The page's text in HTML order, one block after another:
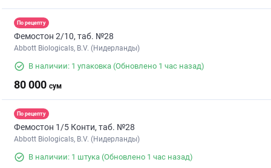
По рецепту
Фемостон 2/10, таб. №28
Abbott Biologicals, B.V. (Нидерланды)
В наличии: 1 упаковка (Обновлено 1 час назад)
80 000 сум
По рецепту
Фемостон 1/5 Конти, таб. №28
Abbott Biologicals, B.V. (Нидерланды)
В наличии: 1 штука (Обновлено 1 час назад)